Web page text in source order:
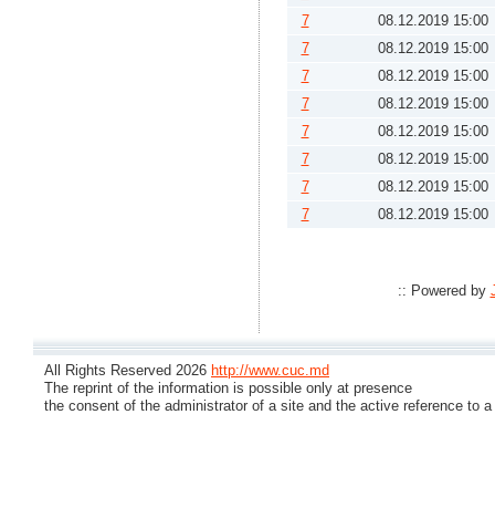
7
08.12.2019 15:00
7
08.12.2019 15:00
7
08.12.2019 15:00
7
08.12.2019 15:00
7
08.12.2019 15:00
7
08.12.2019 15:00
7
08.12.2019 15:00
7
08.12.2019 15:00
:: Powered by
All Rights Reserved 2026 http://www.cuc.md
The reprint of the information is possible only at presence
the consent of the administrator of a site and the active reference to